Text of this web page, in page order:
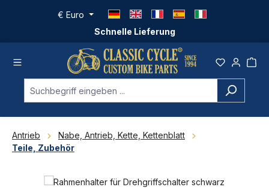
Zum Hauptinhalt springen
Schnelle Lieferung
€ Euro
Antrieb
Nabe, Antrieb, Kette, Kettenblatt
Teile, Zubehör
Bildergalerie überspringen